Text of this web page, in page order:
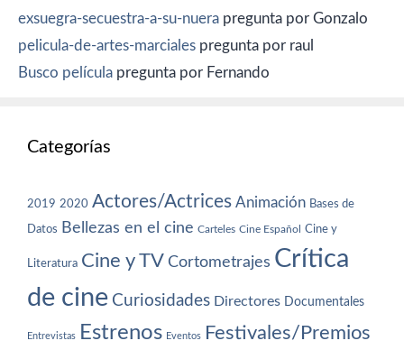
exsuegra-secuestra-a-su-nuera pregunta por Gonzalo
pelicula-de-artes-marciales pregunta por raul
Busco película pregunta por Fernando
Categorías
2019 2020 Actores/Actrices Animación Bases de
Datos Bellezas en el cine Carteles Cine Español Cine y
Literatura Cine y TV Cortometrajes Crítica
de cine Curiosidades Directores Documentales
Entrevistas Estrenos Eventos Festivales/Premios